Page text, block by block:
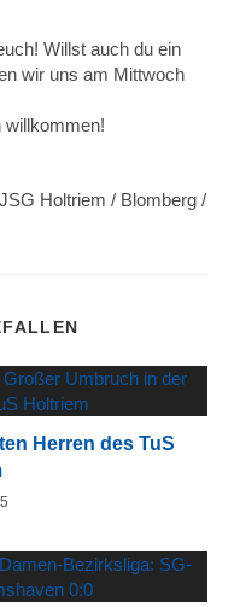
Willst auch du ein
wir uns am Mittwoch
willkommen!
Holtriem / Blomberg /
Herren des TuS